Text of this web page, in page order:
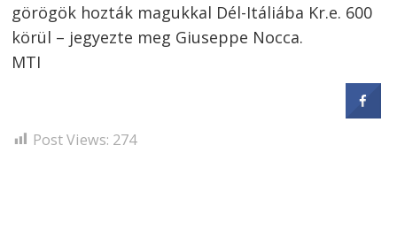
görögök hozták magukkal Dél-Itáliába Kr.e. 600
körül – jegyezte meg Giuseppe Nocca.
MTI
Post Views: 274